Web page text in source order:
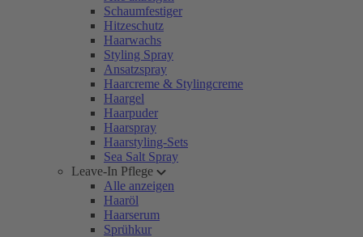
Schaumfestiger
Hitzeschutz
Haarwachs
Styling Spray
Ansatzspray
Haarcreme & Stylingcreme
Haargel
Haarpuder
Haarspray
Haarstyling-Sets
Sea Salt Spray
Leave-In Pflege
Alle anzeigen
Haaröl
Haarserum
Sprühkur